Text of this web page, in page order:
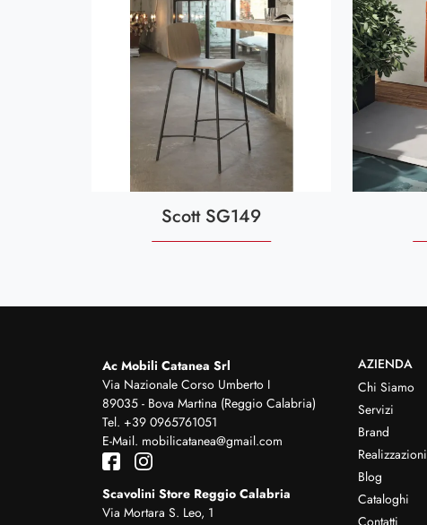
Scott SG149
Ac Mobili Catanea Srl
Via Nazionale Corso Umberto I
89035 - Bova Martina (Reggio Calabria)
Tel. +39 0965761051
E-Mail. mobilicatanea@gmail.com
Scavolini Store Reggio Calabria
Via Mortara S. Leo, 1
AZIENDA
Chi Siamo
Servizi
Brand
Realizzazioni
Blog
Cataloghi